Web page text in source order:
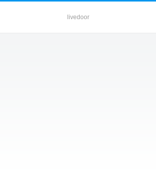
livedoor